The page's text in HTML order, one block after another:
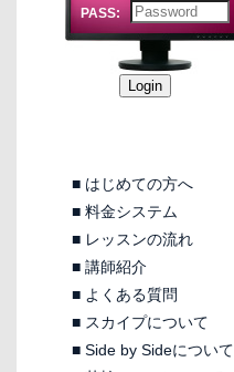
PASS:
■ はじめての方へ
■ 料金システム
■ レッスンの流れ
■ 講師紹介
■ よくある質問
■ スカイプについて
■ Side by Sideについて